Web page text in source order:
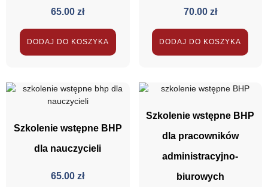
65.00zł
DODAJ DO KOSZYKA
70.00 zł
DODAJ DO KOSZYKA
Szkolenie wstępne BHP
dla nauczycieli
65.00zł
Szkolenie wstępne BHP
dla pracowników
administracyjno-
biurowych